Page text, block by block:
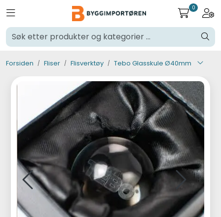
Skip to main content
Toggle navigation 0
Forsiden Fliser Flisverktøy Tebo Glasskule Ø40mm
Verktøy og maskiner
Steinpleie
Murer
Fliser
Varemerker